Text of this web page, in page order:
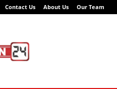
Contact Us About Us Our Team
News
Network